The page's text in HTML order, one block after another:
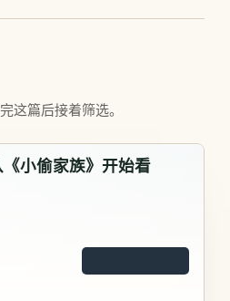
这篇后接着筛选。
小偷家族》开始看